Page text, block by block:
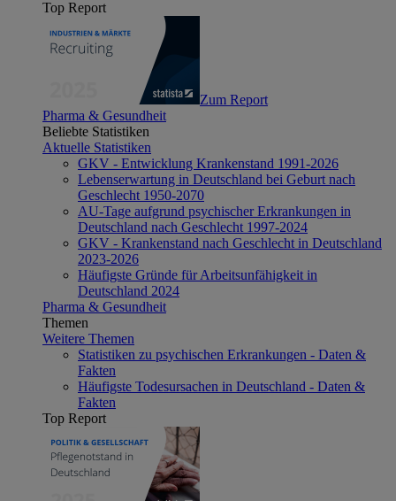
Top Report
Zum Report
Pharma & Gesundheit
Beliebte Statistiken
Aktuelle Statistiken
GKV - Entwicklung Krankenstand 1991-2026
Lebenserwartung in Deutschland bei Geburt nach
Geschlecht 1950-2070
AU-Tage aufgrund psychischer Erkrankungen in
Deutschland nach Geschlecht 1997-2024
GKV - Krankenstand nach Geschlecht in Deutschland
2023-2026
Häufigste Gründe für Arbeitsunfähigkeit in
Deutschland 2024
Pharma & Gesundheit
Themen
Weitere Themen
Statistiken zu psychischen Erkrankungen - Daten &
Fakten
Häufigste Todesursachen in Deutschland - Daten &
Fakten
Top Report